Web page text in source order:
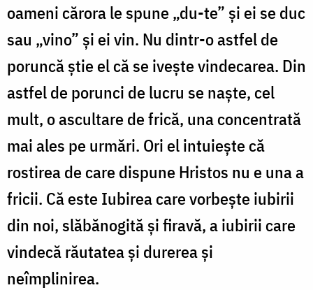
oameni cărora le spune „du-te” și ei se duc
sau „vino” și ei vin. Nu dintr-o astfel de
poruncă știe el că se ivește vindecarea. Din
astfel de porunci de lucru se naște, cel
mult, o ascultare de frică, una concentrată
mai ales pe urmări. Ori el intuiește că
rostirea de care dispune Hristos nu e una a
fricii. Că este Iubirea care vorbește iubirii
din noi, slăbănogită și firavă, a iubirii care
vindecă răutatea și durerea și
neîmplinirea.